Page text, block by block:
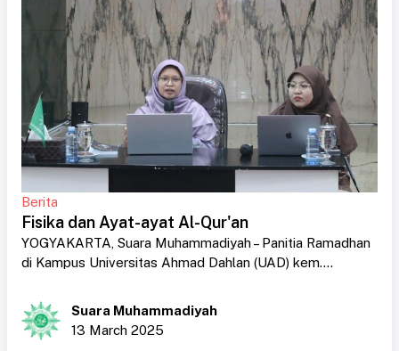
Berita
Fisika dan Ayat-ayat Al-Qur'an
YOGYAKARTA, Suara Muhammadiyah – Panitia Ramadhan
di Kampus Universitas Ahmad Dahlan (UAD) kem....
Suara Muhammadiyah
13 March 2025